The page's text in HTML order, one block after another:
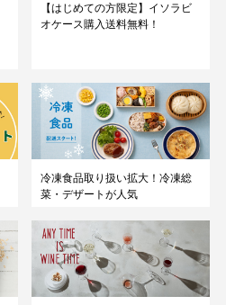
【はじめての方限定】イソラビ
オケース購入送料無料！
冷凍食品取り扱い拡大！冷凍総
菜・デザートが人気